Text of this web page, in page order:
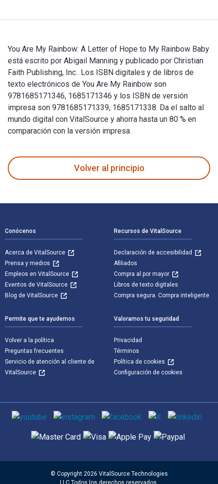
You Are My Rainbow: A Letter of Hope to My Rainbow Baby
está escrito por Abigail Manning y publicado por Christian
Faith Publishing, Inc.. Los ISBN digitales y de libros de
texto electrónicos de You Are My Rainbow son
9781685171346, 1685171346 y los ISBN de versión
impresa son 9781685171339, 1685171338. Da el salto al
mundo digital con VitalSource y ahorra hasta un 80 % en
comparación con la versión impresa.
Volver al principio
Conócenos
Acerca de VitalSource
Prensa y medios
Empleos en VitalSource
Eventos de VitalSource
Blog de VitalSource
Recursos de VitalSource
Declaración de accesibilidad
Afiliados
Compra al por mayor
Libros de texto digitales
Compra segura. Compra inteligente
Permite que te ayudemos
Volver a la política
Preguntas frecuentes
Servicio de atención al cliente de
VitalSource
Valoramos tu seguridad
Privacidad
Términos
Política de cookies
Configuración de cookies
Medios de comunicación social
Métodos de pago admitidos
© Copyright 2026 VitalSource Technologies
LLC Todos los derechos reservados.